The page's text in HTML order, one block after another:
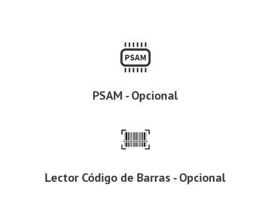
PSAM - Opcional
Lector Código de Barras - Opcional